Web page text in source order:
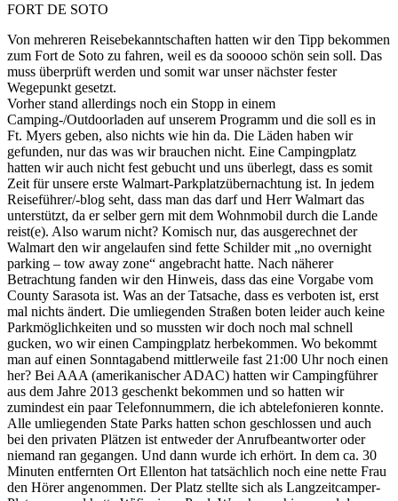
FORT DE SOTO
Von mehreren Reisebekanntschaften hatten wir den Tipp bekommen
zum Fort de Soto zu fahren, weil es da sooooo schön sein soll. Das
muss überprüft werden und somit war unser nächster fester
Wegepunkt gesetzt.
Vorher stand allerdings noch ein Stopp in einem
Camping-/Outdoorladen auf unserem Programm und die soll es in
Ft. Myers geben, also nichts wie hin da. Die Läden haben wir
gefunden, nur das was wir brauchen nicht. Eine Campingplatz
hatten wir auch nicht fest gebucht und uns überlegt, dass es somit
Zeit für unsere erste Walmart-Parkplatzübernachtung ist. In jedem
Reiseführer/-blog seht, dass man das darf und Herr Walmart das
unterstützt, da er selber gern mit dem Wohnmobil durch die Lande
reist(e). Also warum nicht? Komisch nur, das ausgerechnet der
Walmart den wir angelaufen sind fette Schilder mit „no overnight
parking – tow away zone“ angebracht hatte. Nach näherer
Betrachtung fanden wir den Hinweis, dass das eine Vorgabe vom
County Sarasota ist. Was an der Tatsache, dass es verboten ist, erst
mal nichts ändert. Die umliegenden Straßen boten leider auch keine
Parkmöglichkeiten und so mussten wir doch noch mal schnell
gucken, wo wir einen Campingplatz herbekommen. Wo bekommt
man auf einen Sonntagabend mittlerweile fast 21:00 Uhr noch einen
her? Bei AAA (amerikanischer ADAC) hatten wir Campingführer
aus dem Jahre 2013 geschenkt bekommen und so hatten wir
zumindest ein paar Telefonnummern, die ich abtelefonieren konnte.
Alle umliegenden State Parks hatten schon geschlossen und auch
bei den privaten Plätzen ist entweder der Anrufbeantworter oder
niemand ran gegangen. Und dann wurde ich erhört. In dem ca. 30
Minuten entfernten Ort Ellenton hat tatsächlich noch eine nette Frau
den Hörer angenommen. Der Platz stellte sich als Langzeitcamper-